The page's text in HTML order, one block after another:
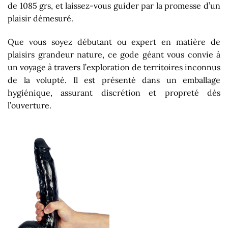
de 1085 grs, et laissez-vous guider par la promesse d’un
plaisir démesuré.
Que vous soyez débutant ou expert en matière de
plaisirs grandeur nature, ce gode géant vous convie à
un voyage à travers l’exploration de territoires inconnus
de la volupté. Il est présenté dans un emballage
hygiénique, assurant discrétion et propreté dès
l’ouverture.